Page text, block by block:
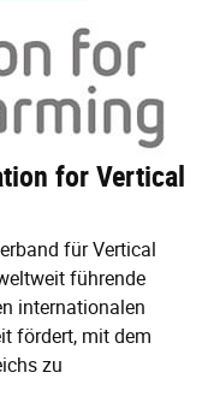
for Vertical
für Vertical
führende
internationalen
fördert, mit dem
zu